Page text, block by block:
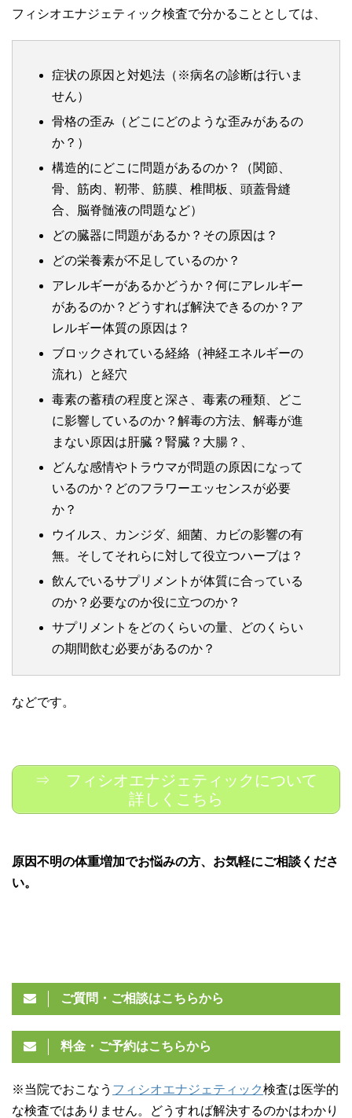
フィシオエナジェティック検査で分かることとしては、
症状の原因と対処法（※病名の診断は行いま
せん）
骨格の歪み（どこにどのような歪みがあるの
か？）
構造的にどこに問題があるのか？（関節、
骨、筋肉、靭帯、筋膜、椎間板、頭蓋骨縫
合、脳脊髄液の問題など）
どの臓器に問題があるか？その原因は？
どの栄養素が不足しているのか？
アレルギーがあるかどうか？何にアレルギー
があるのか？どうすれば解決できるのか？ア
レルギー体質の原因は？
ブロックされている経絡（神経エネルギーの
流れ）と経穴
毒素の蓄積の程度と深さ、毒素の種類、どこ
に影響しているのか？解毒の方法、解毒が進
まない原因は肝臓？腎臓？大腸？、
どんな感情やトラウマが問題の原因になって
いるのか？どのフラワーエッセンスが必要
か？
ウイルス、カンジダ、細菌、カビの影響の有
無。そしてそれらに対して役立つハーブは？
飲んでいるサプリメントが体質に合っている
のか？必要なのか役に立つのか？
サプリメントをどのくらいの量、どのくらい
の期間飲む必要があるのか？
などです。
⇒ フィシオエナジェティックについて
詳しくこちら
原因不明の体重増加でお悩みの方、お気軽にご相談くださ
い。
ご質問・ご相談はこちらから
料金・ご予約はこちらから
※当院でおこなう フィシオエナジェティック検査は医学的
な検査ではありません。どうすれば解決するのかはわかり